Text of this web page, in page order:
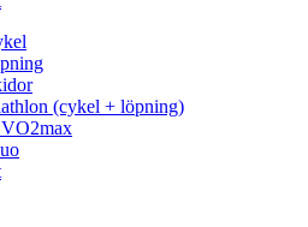
(cykel + löpning)